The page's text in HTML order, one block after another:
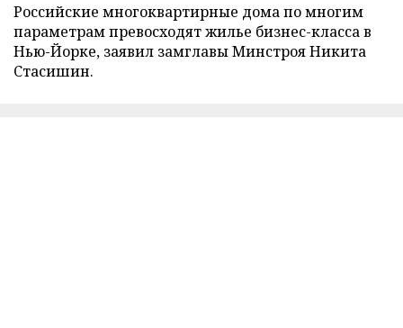
Российские многоквартирные дома по многим
параметрам превосходят жилье бизнес-класса в
Нью-Йорке, заявил замглавы Минстроя Никита
Стасишин.